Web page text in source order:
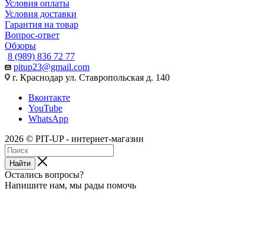
Условия оплаты
Условия доставки
Гарантия на товар
Вопрос-ответ
Обзоры
8 (989) 836 72 77
pitup23@gmail.com
г. Краснодар ул. Ставропольская д. 140
Вконтакте
YouTube
WhatsApp
2026 © PIT-UP - интернет-магазин
Найти
Остались вопросы?
Напишите нам, мы рады помочь